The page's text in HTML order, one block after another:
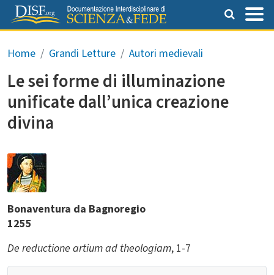
Salta al contenuto principale
Briciole di pane
Home Grandi Letture Autori medievali
Le sei forme di illuminazione
unificate dall’unica creazione
divina
Bonaventura da Bagnoregio
1255
De reductione artium ad theologiam, 1-7